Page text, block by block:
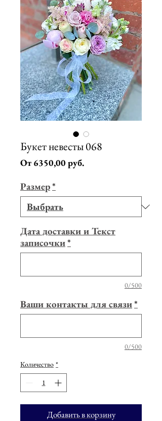
Букет невесты 068
От 6350,00 руб.Спеццена
Размер*
Дата доставки и Текст
записочки*
0/500
Ваши контакты для связи*
0/500
Количество *
Добавить в корзину